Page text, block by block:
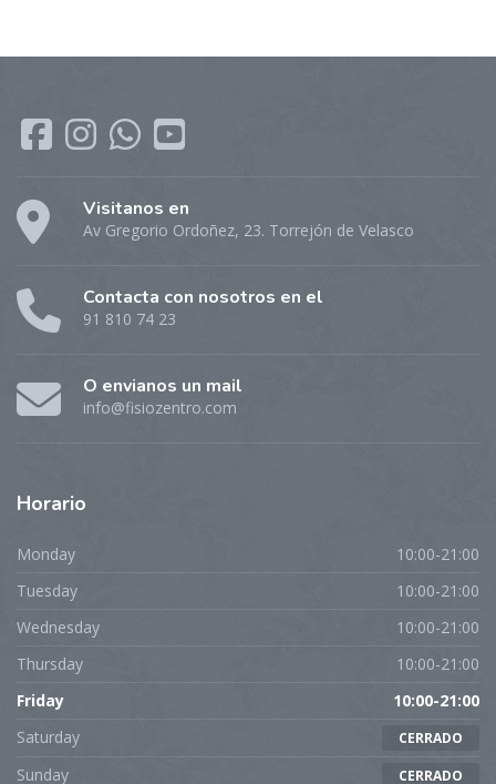
Visitanos en
Av Gregorio Ordoñez, 23. Torrejón de Velasco
Contacta con nosotros en el
91 810 74 23
O envianos un mail
info@fisiozentro.com
Horario
Monday
10:00-21:00
Tuesday
10:00-21:00
Wednesday
10:00-21:00
Thursday
10:00-21:00
Friday
10:00-21:00
Saturday
CERRADO
Sunday CERRADO